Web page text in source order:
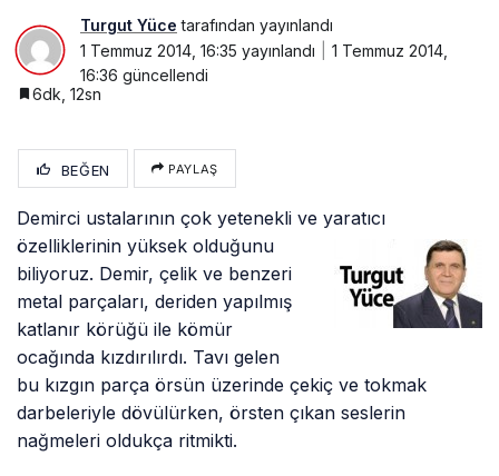
Turgut Yüce tarafından yayınlandı
1 Temmuz 2014, 16:35 yayınlandı
1 Temmuz 2014,
16:36 güncellendi
6dk, 12sn
BEĞEN PAYLAŞ
Demirci ustalarının çok yetenekli ve yaratıcı
özelliklerinin yüksek olduğunu
biliyoruz. Demir, çelik ve benzeri
metal parçaları, deriden yapılmış
katlanır körüğü ile kömür
ocağında kızdırılırdı. Tavı gelen
bu kızgın parça örsün üzerinde çekiç ve tokmak
darbeleriyle dövülürken, örsten çıkan seslerin
nağmeleri oldukça ritmikti.